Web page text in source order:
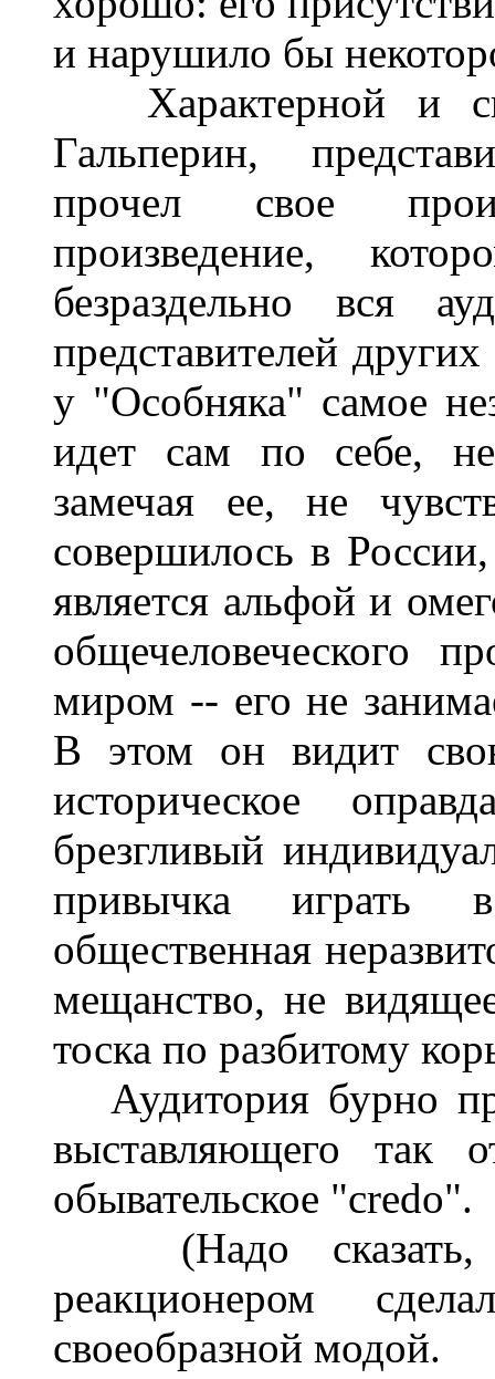
и нарушило бы
Характерной и
Гальперин,
прочел свое
произведение,
безраздельно вся
представителей
у "Особняка" самое
идет сам по себе,
замечая ее, не
совершилось в
является альфой и
общечеловеческого
миром -- его не
В этом он видит
историческое
брезгливый
привычка играть в
общественная
мещанство, не
тоска по разбитому
Аудитория бурно
выставляющего так
обывательское "credo".
(Надо сказать,
реакционером
своеобразной модой.